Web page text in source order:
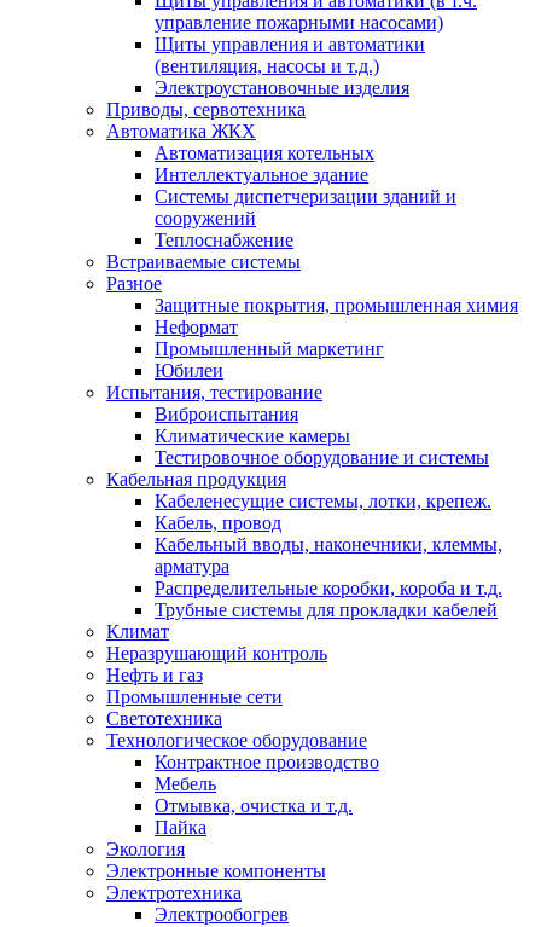
управление пожарными насосами)
Щиты управления и автоматики
(вентиляция, насосы и т.д.)
Электроустановочные изделия
Приводы, сервотехника
Автоматика ЖКХ
Автоматизация котельных
Интеллектуальное здание
Системы диспетчеризации зданий и
сооружений
Теплоснабжение
Встраиваемые системы
Разное
Защитные покрытия, промышленная химия
Неформат
Промышленный маркетинг
Юбилеи
Испытания, тестирование
Виброиспытания
Климатические камеры
Тестировочное оборудование и системы
Кабельная продукция
Кабеленесущие системы, лотки, крепеж.
Кабель, провод
Кабельный вводы, наконечники, клеммы,
арматура
Распределительные коробки, короба и т.д.
Трубные системы для прокладки кабелей
Климат
Неразрушающий контроль
Нефть и газ
Промышленные сети
Светотехника
Технологическое оборудование
Контрактное производство
Мебель
Отмывка, очистка и т.д.
Пайка
Экология
Электронные компоненты
Электротехника
Электрообогрев